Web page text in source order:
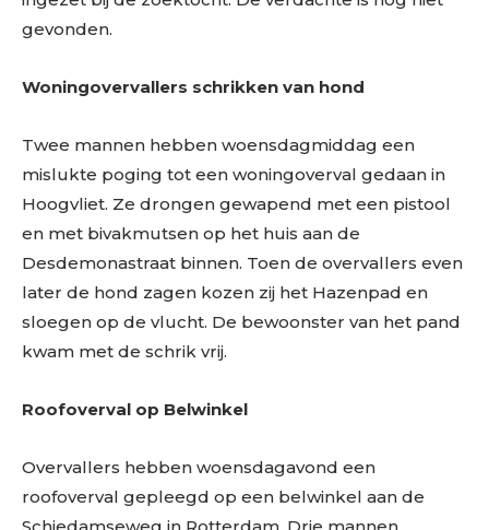
gevonden.
Woningovervallers schrikken van hond
Twee mannen hebben woensdagmiddag een
mislukte poging tot een woningoverval gedaan in
Hoogvliet. Ze drongen gewapend met een pistool
en met bivakmutsen op het huis aan de
Desdemonastraat binnen. Toen de overvallers even
later de hond zagen kozen zij het Hazenpad en
sloegen op de vlucht. De bewoonster van het pand
kwam met de schrik vrij.
Roofoverval op Belwinkel
Overvallers hebben woensdagavond een
roofoverval gepleegd op een belwinkel aan de